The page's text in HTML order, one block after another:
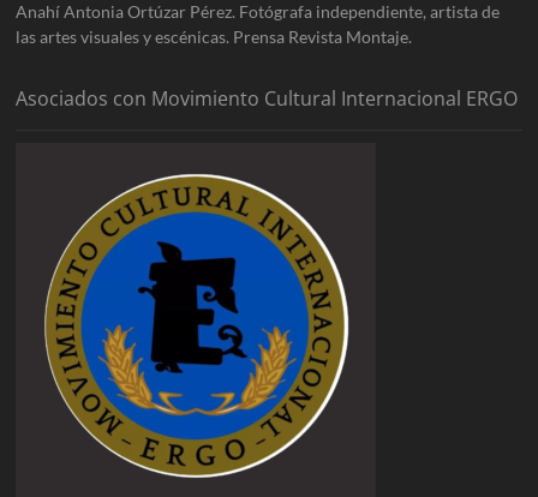
Anahí Antonia Ortúzar Pérez. Fotógrafa independiente, artista de
las artes visuales y escénicas. Prensa Revista Montaje.
Asociados con Movimiento Cultural Internacional ERGO